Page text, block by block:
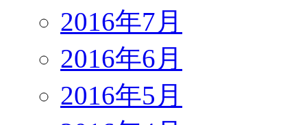
2016年7月
2016年6月
2016年5月